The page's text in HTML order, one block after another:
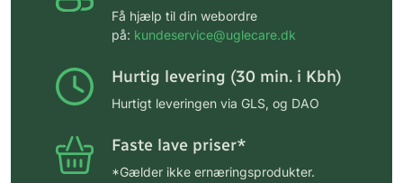
Få hjælp til din webordre
på: kundeservice@uglecare.dk
Hurtig levering (30 min. i Kbh)
Hurtigt leveringen via GLS, og DAO
Faste lave priser*
*Gælder ikke ernæringsprodukter.